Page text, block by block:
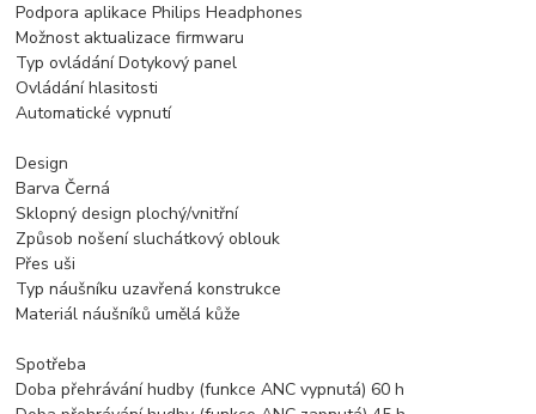
Podpora aplikace Philips Headphones
Možnost aktualizace firmwaru
Typ ovládání Dotykový panel
Ovládání hlasitosti
Automatické vypnutí
Design
Barva Černá
Sklopný design plochý/vnitřní
Způsob nošení sluchátkový oblouk
Přes uši
Typ náušníku uzavřená konstrukce
Materiál náušníků umělá kůže
Spotřeba
Doba přehrávání hudby (funkce ANC vypnutá) 60 h